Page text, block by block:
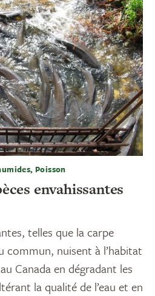
Poisson
envahissantes
telles que la carpe
commun, nuisent à l’habitat
Canada en dégradant les
la qualité de l’eau et en